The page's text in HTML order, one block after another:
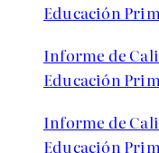
Educación
Informe de
Educación
Informe de
Educación